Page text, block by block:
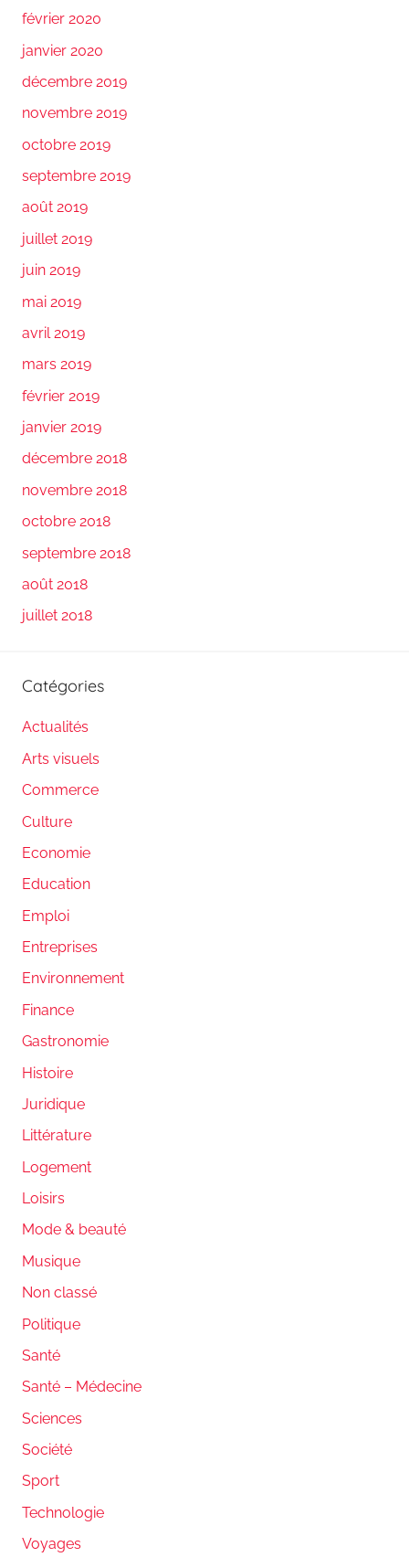
février 2020
janvier 2020
décembre 2019
novembre 2019
octobre 2019
septembre 2019
août 2019
juillet 2019
juin 2019
mai 2019
avril 2019
mars 2019
février 2019
janvier 2019
décembre 2018
novembre 2018
octobre 2018
septembre 2018
août 2018
juillet 2018
Catégories
Actualités
Arts visuels
Commerce
Culture
Economie
Education
Emploi
Entreprises
Environnement
Finance
Gastronomie
Histoire
Juridique
Littérature
Logement
Loisirs
Mode & beauté
Musique
Non classé
Politique
Santé
Santé – Médecine
Sciences
Société
Sport
Technologie
Voyages